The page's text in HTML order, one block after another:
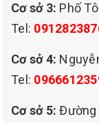
Cơ sở 3: Phố
Tel:
Cơ sở 4:
Tel:
Cơ sở 5: Đường